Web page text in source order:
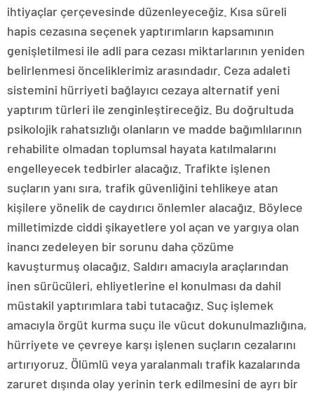
ihtiyaçlar çerçevesinde düzenleyeceğiz. Kısa süreli
hapis cezasına seçenek yaptırımların kapsamının
genişletilmesi ile adli para cezası miktarlarının yeniden
belirlenmesi önceliklerimiz arasındadır. Ceza adaleti
sistemini hürriyeti bağlayıcı cezaya alternatif yeni
yaptırım türleri ile zenginleştireceğiz. Bu doğrultuda
psikolojik rahatsızlığı olanların ve madde bağımlılarının
rehabilite olmadan toplumsal hayata katılmalarını
engelleyecek tedbirler alacağız. Trafikte işlenen
suçların yanı sıra, trafik güvenliğini tehlikeye atan
kişilere yönelik de caydırıcı önlemler alacağız. Böylece
milletimizde ciddi şikayetlere yol açan ve yargıya olan
inancı zedeleyen bir sorunu daha çözüme
kavuşturmuş olacağız. Saldırı amacıyla araçlarından
inen sürücüleri, ehliyetlerine el konulması da dahil
müstakil yaptırımlara tabi tutacağız. Suç işlemek
amacıyla örgüt kurma suçu ile vücut dokunulmazlığına,
hürriyete ve çevreye karşı işlenen suçların cezalarını
artırıyoruz. Ölümlü veya yaralanmalı trafik kazalarında
zaruret dışında olay yerinin terk edilmesini de ayrı bir